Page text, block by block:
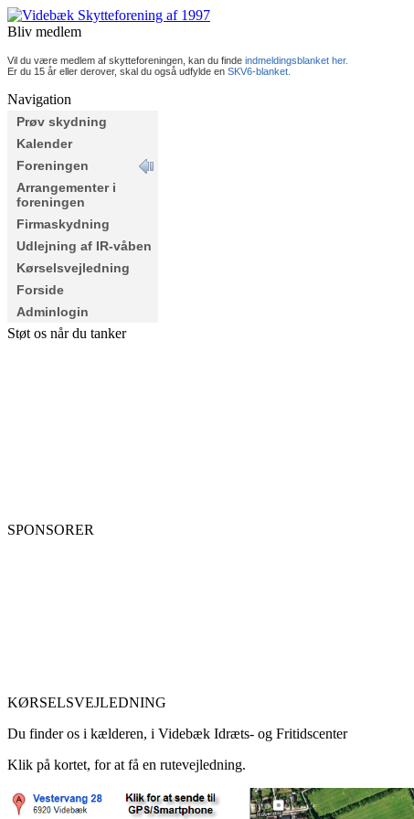
Bliv medlem
Vil du være medlem af skytteforeningen, kan du finde indmeldingsblanket her.
Er du 15 år eller derover, skal du også udfylde en SKV6-blanket.
Navigation
Prøv skydning
Kalender
Foreningen
Arrangementer i
foreningen
Firmaskydning
Udlejning af IR-våben
Kørselsvejledning
Forside
Adminlogin
Støt os når du tanker
SPONSORER
KØRSELSVEJLEDNING
Du finder os i kælderen, i Videbæk Idræts- og Fritidscenter
Klik på kortet, for at få en rutevejledning.